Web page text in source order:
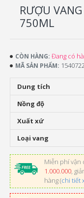
RƯỢU
750ML
Dung tích
Nồng độ
Xuất xứ
Loại vang
Miễn phí vận
1.000.000,
hàng (chi tiết
CÒN HÀNG: Đang có
MÃ SẢN PHẨM: